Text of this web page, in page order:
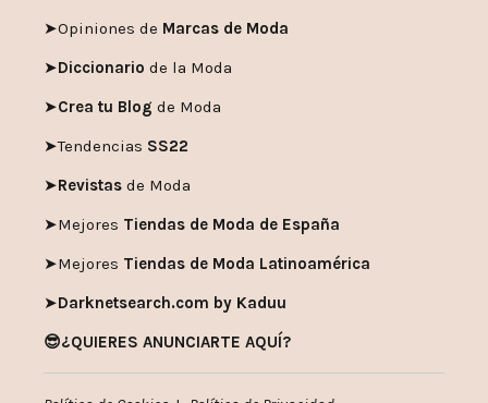
➤Opiniones de Marcas de Moda
➤Diccionario de la Moda
➤Crea tu Blog de Moda
➤Tendencias SS22
➤Revistas de Moda
➤Mejores Tiendas de Moda de España
➤Mejores Tiendas de Moda Latinoamérica
➤Darknetsearch.com by Kaduu
😎¿QUIERES ANUNCIARTE AQUÍ?